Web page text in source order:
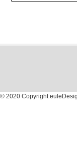
© 2020 Copyright